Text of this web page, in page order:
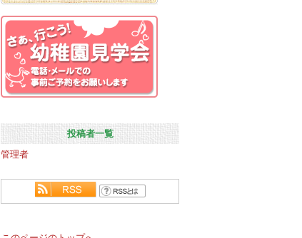
投稿者一覧
管理者